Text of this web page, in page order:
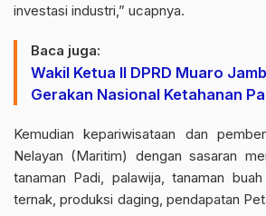
investasi industri,” ucapnya.
Baca juga:
Wakil Ketua II DPRD Muaro
Gerakan Nasional Ketahanan
Kemudian kepariwisataan dan
Nelayan (Maritim) dengan sasaran
tanaman Padi, palawija, tanaman
ternak, produksi daging, pendapatan